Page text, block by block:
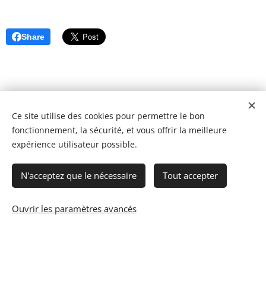
Share
© 2023 Les recettes d'Henri-Luc. Tous droits réservés.
Ce site utilise des cookies pour permettre le bon
fonctionnement, la sécurité, et vous offrir la meilleure
expérience utilisateur possible.
N'acceptez que le nécessaire Tout accepter
Ouvrir les paramètres avancés